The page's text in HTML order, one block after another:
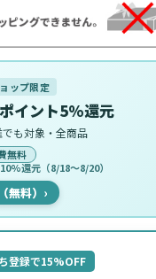
ップ限定
イント5%還元
も対象・全商品
無料
還元（8/18〜8/20）
無料） ›
登録で15%OFF